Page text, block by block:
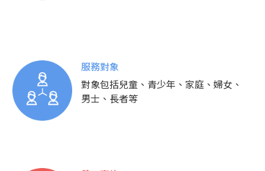
服務對象
對象包括兒童、青少年、家庭、婦女、
男士、長者等